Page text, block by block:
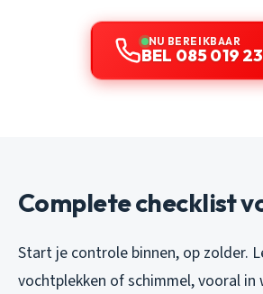
NU BEREIKBAAR
BEL 085 019
Complete checklist
Start je controle binnen, op zolder.
vochtplekken of schimmel, vooral in